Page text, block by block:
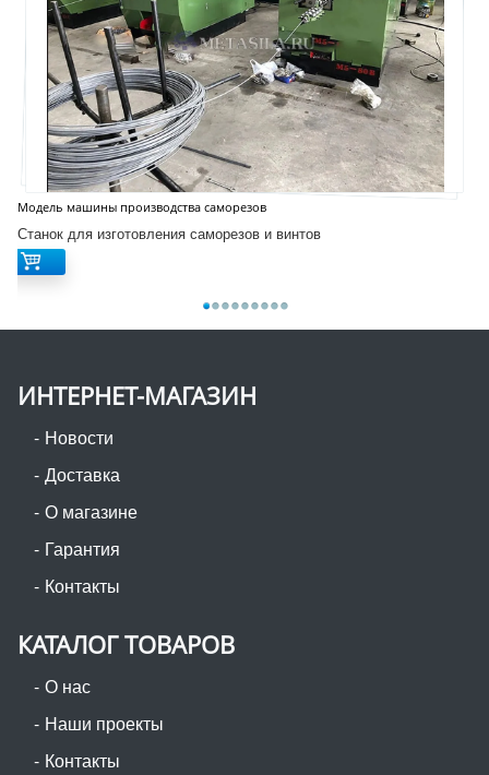
Модель машины производства саморезов
Станок для изготовления саморезов и винтов
ИНТЕРНЕТ-МАГАЗИН
Новости
Доставка
О магазине
Гарантия
Контакты
КАТАЛОГ ТОВАРОВ
О нас
Наши проекты
Контакты